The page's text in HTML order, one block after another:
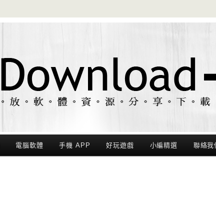
電腦軟體 手機 APP 好玩遊戲 小編精選 聯絡我